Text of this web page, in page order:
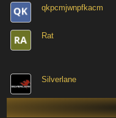
qkpcmjwnpfkacm
Rat
Silverlane